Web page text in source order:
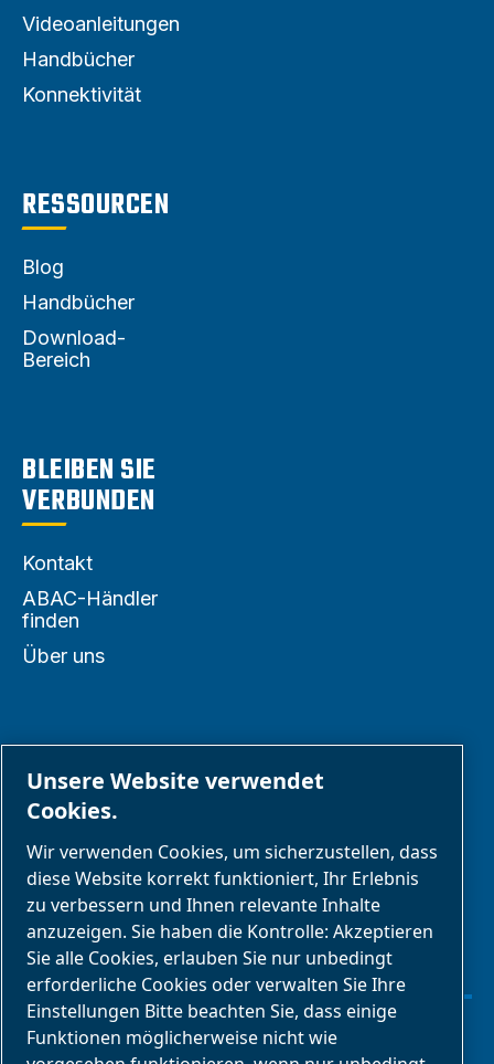
Videoanleitungen
Handbücher
Konnektivität
RESSOURCEN
Blog
Handbücher
Download-
Bereich
BLEIBEN SIE
VERBUNDEN
Kontakt
ABAC-Händler
finden
Über uns
PARTNER
E-Connect 2,0
Geschäftsportal
ABAC
Mediengalerie
Cookies verwalten
Unsere Website verwendet
Cookies.
Wir verwenden Cookies, um sicherzustellen, dass
diese Website korrekt funktioniert, Ihr Erlebnis
zu verbessern und Ihnen relevante Inhalte
anzuzeigen. Sie haben die Kontrolle: Akzeptieren
Sie alle Cookies, erlauben Sie nur unbedingt
erforderliche Cookies oder verwalten Sie Ihre
Einstellungen Bitte beachten Sie, dass einige
Funktionen möglicherweise nicht wie